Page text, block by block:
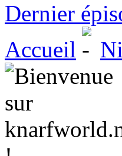
Dernier
Accueil